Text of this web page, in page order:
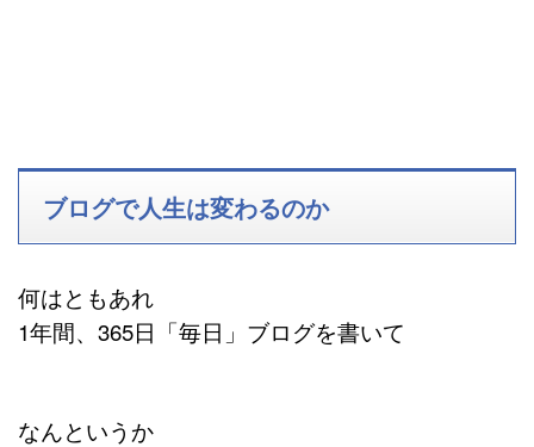
ブログで人生は変わるのか
何はともあれ
1年間、365日「毎日」ブログを書いて
なんというか